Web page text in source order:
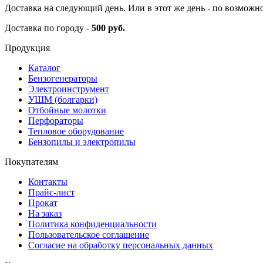
Доставка на следующий день. Или в этот же день - по
Доставка по городу - 500 руб.
Продукция
Каталог
Бензогенераторы
Электроинструмент
УШМ (болгарки)
Отбойные молотки
Перфораторы
Тепловое оборудование
Бензопилы и электропилы
Покупателям
Контакты
Прайс-лист
Прокат
На заказ
Политика конфиденциальности
Пользовательское соглашение
Согласие на обработку персональных данных